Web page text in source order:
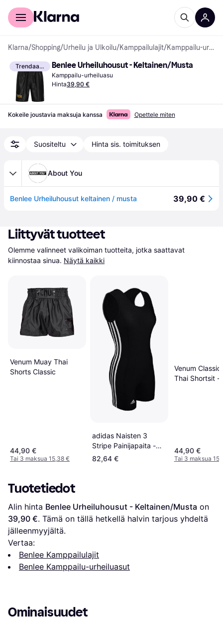
Kuluttajille
Klarna/Shopping/Urheilu ja Ulkoilu/Kamppailulajit/ Kamppailu-urheiluasut
Trendaava Benlee Urheiluhousut - Keltainen/Musta
Kamppailu-urheiluasu
Hinta39,90 €
Kokeile joustavia maksuja kanssa Opettele miten
Suositeltu Hinta sis. toimituksen
About You
Benlee Urheiluhousut keltainen / musta 39,90 €
Liittyvät tuotteet
Olemme valinneet valikoiman tuotteita, jotka saattavat
kiinnostaa sinua. Näytä kaikki
Venum Muay Thai
Shorts Classic
44,90 €
Tai 3 maksua 15,38 €
adidas Naisten 3
Stripe Painijapaita -
Musta/Valkoinen
82,64 €
Venum
Thai Shortsit -
44,90 €
Tai 3 maksua
Tuotetiedot
Alin hinta Benlee Urheiluhousut - Keltainen/Musta
39,90 €. Tämä on tällä hetkellä halvin tarjous yhdeltä
jälleenmyyjältä.
Vertaa:
Benlee Kamppailulajit
Benlee Kamppailu-urheiluasut
Ominaisuudet